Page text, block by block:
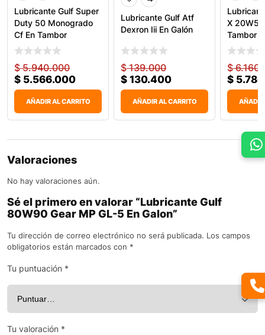
Lubricante Gulf Super
Duty 50 Monogrado
Cf En Tambor
$5.940.000
$ 5.566.000
AÑADIR AL CARRITO
Lubricante Gulf Atf
Dexron Iii En Galón
$139.000
$ 130.400
AÑADIR AL CARRITO
X 20W50
Tambor
$
$
AÑADIR
Valoraciones
No hay valoraciones aún.
Sé el primero en valorar “Lubricante Gulf
80W90 Gear MP GL-5 En Galon”
Tu dirección de correo electrónico no será publicada. Los campos
obligatorios están marcados con *
Tu puntuación *
Tu valoración *